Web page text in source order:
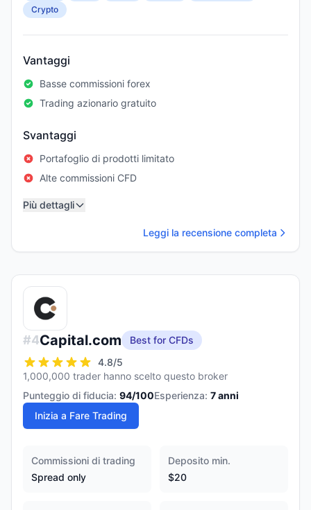
Crypto
Vantaggi
Basse commissioni forex
Trading azionario gratuito
Svantaggi
Portafoglio di prodotti limitato
Alte commissioni CFD
Più dettagli
Leggi la recensione completa
#4Capital.com
Best for CFDs
4.8/5
1,000,000 trader hanno scelto questo broker
Punteggio di fiducia: 94/100Esperienza: 7anni
Inizia a Fare Trading
Commissioni di trading
Spread only
Deposito min.
$20